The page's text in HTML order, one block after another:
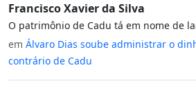
Francisco Xavier da Silva
O patrimônio de Cadu tá em nome de
em Álvaro Dias soube administrar o
contrário de Cadu